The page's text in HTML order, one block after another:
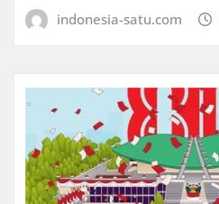
indonesia-satu.com